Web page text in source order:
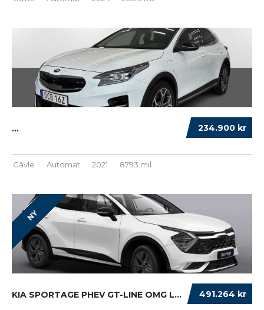
234.900 kr
...
Gävle Automat 2021 8793 mil
NY
491.264 kr
KIA SPORTAGE PHEV GT-LINE OMG LEV FRIA VINTE...